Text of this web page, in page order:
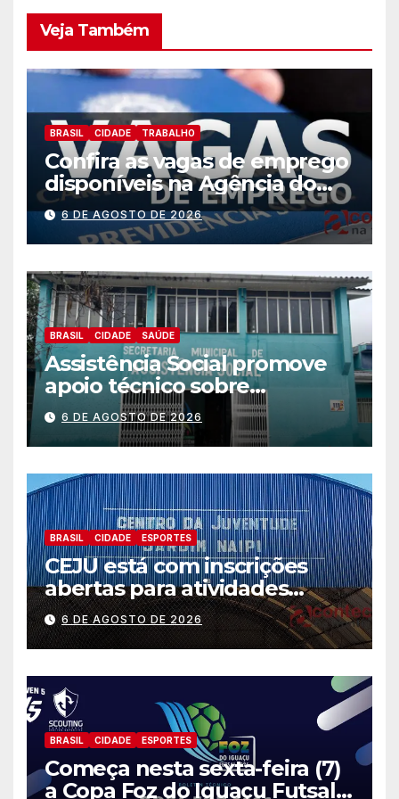
Veja Também
BRASIL CIDADE TRABALHO
Confira as vagas de emprego
disponíveis na Agência do
Trabalhador
6 DE AGOSTO DE 2026
BRASIL CIDADE SAÚDE
Assistência Social promove
apoio técnico sobre
preparação e resposta a
situações de emergência e
calamidade pública
6 DE AGOSTO DE 2026
BRASIL CIDADE ESPORTES
CEJU está com inscrições
abertas para atividades
gratuitas
6 DE AGOSTO DE 2026
BRASIL CIDADE ESPORTES
Começa nesta sexta-feira (7)
a Copa Foz do Iguaçu Futsal